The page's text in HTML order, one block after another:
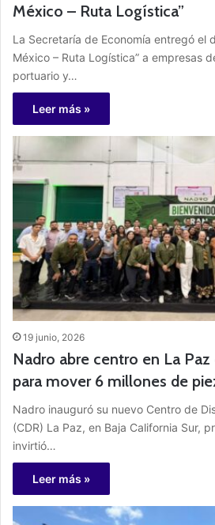
México – Ruta Logística”
La Secretaría de Economía entregó el
México – Ruta Logística” a empresas
portuario y…
Leer más »
19 junio, 2026
Nadro abre centro en La
para mover 6 millones de
Nadro inauguró su nuevo Centro de
(CDR) La Paz, en Baja California Sur,
invirtió…
Leer más »